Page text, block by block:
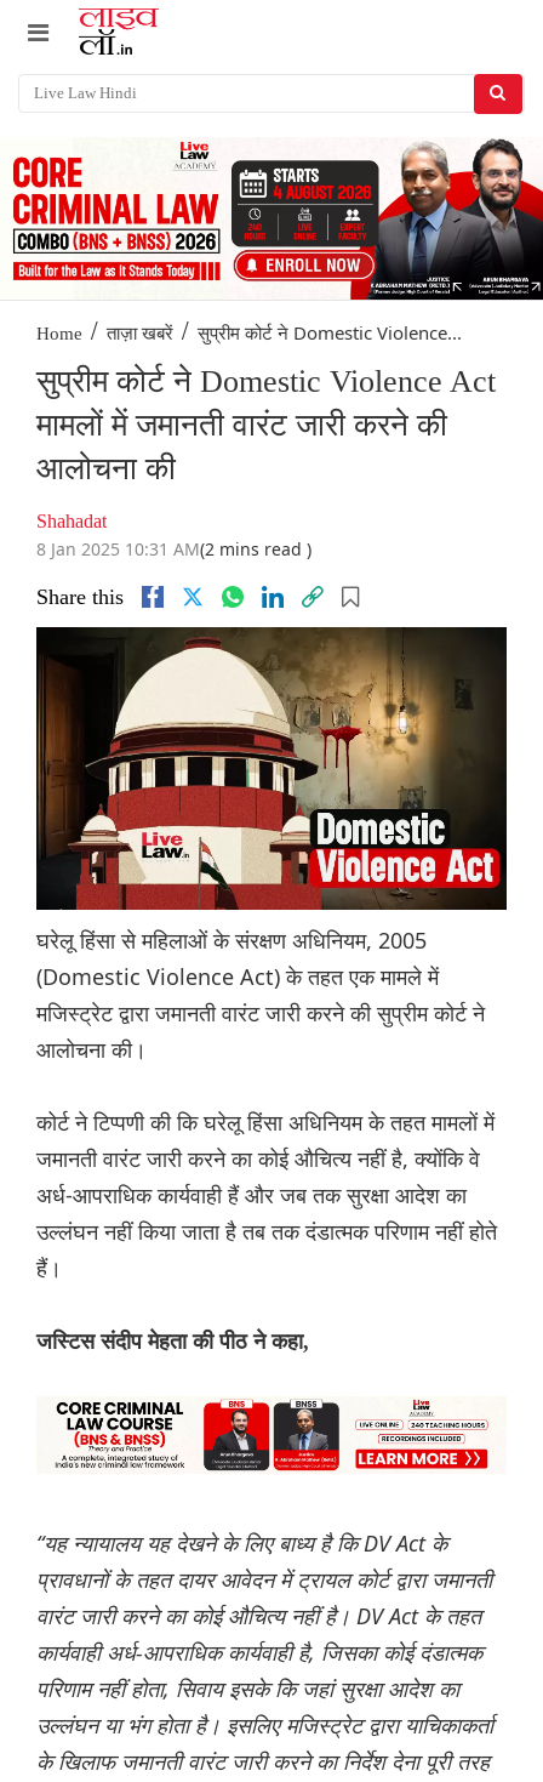
Home / ताज़ा खबरें / सुप्रीम कोर्ट ने Domestic Violence...
सुप्रीम कोर्ट ने Domestic Violence Act
मामलों में जमानती वारंट जारी करने की
आलोचना की
Shahadat
8 Jan 2025 10:31 AM(2 mins read )
Share this
घरेलू हिंसा से महिलाओं के संरक्षण अधिनियम, 2005
(Domestic Violence Act) के तहत एक मामले में
मजिस्ट्रेट द्वारा जमानती वारंट जारी करने की सुप्रीम कोर्ट ने
आलोचना की।
कोर्ट ने टिप्पणी की कि घरेलू हिंसा अधिनियम के तहत मामलों में
जमानती वारंट जारी करने का कोई औचित्य नहीं है, क्योंकि वे
अर्ध-आपराधिक कार्यवाही हैं और जब तक सुरक्षा आदेश का
उल्लंघन नहीं किया जाता है तब तक दंडात्मक परिणाम नहीं होते
हैं।
जस्टिस संदीप मेहता की पीठ ने कहा,
“यह न्यायालय यह देखने के लिए बाध्य है कि DV Act के
प्रावधानों के तहत दायर आवेदन में ट्रायल कोर्ट द्वारा जमानती
वारंट जारी करने का कोई औचित्य नहीं है। DV Act के तहत
कार्यवाही अर्ध-आपराधिक कार्यवाही है, जिसका कोई दंडात्मक
परिणाम नहीं होता, सिवाय इसके कि जहां सुरक्षा आदेश का
उल्लंघन या भंग होता है। इसलिए मजिस्ट्रेट द्वारा याचिकाकर्ता
के खिलाफ जमानती वारंट जारी करने का निर्देश देना पूरी तरह